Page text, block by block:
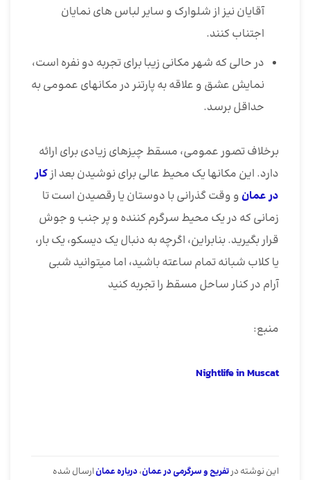
آقایان نیز از شلوارک و سایر لباس های نمایان
اجتناب کنند.
در حالی که شهر مکانی زیبا برای تجربه دو نفره است،
نمایش عشق و علاقه به پارتنر در مکانهای عمومی به
حداقل برسد.
برخلاف تصور عمومی، مسقط چیزهای زیادی برای ارائه
دارد. این مکانها یک محیط عالی برای نوشیدن بعد ازکار
در عمان و وقت گذرانی با دوستان یا رقصیدن است تا
زمانی که در یک محیط سرگرم کننده و پر جنب و جوش
قرار بگیرید. بنابراین، اگرچه به دنبال یک دیسکو، یک بار،
یا کلاب شبانه تمام ساعته باشید، اما میتوانید شبی
آرام در کنار ساحل مسقط را تجربه کنید
منبع:
Nightlife in Muscat
این نوشته درتفریح و سرگرمی در عمان، درباره عمانارسال شده